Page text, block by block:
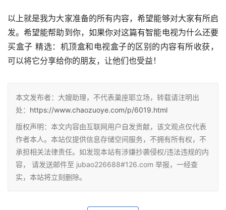
以上就是我为大家准备的所有内容，希望能够对大家有所启
发。希望能帮助到你，如果你对这篇有智能电视为什么还要
买盒子 精选：机顶盒和电视盒子的区别的内容有所收获，
可以将它分享给你的朋友，让他们也受益！
本文发布者：大嫂助理，不代表巢座耶立场，转载请注明出
处： https://www.chaozuoye.com/p/6019.html
版权声明：本文内容由互联网用户自发贡献，该文观点仅代表
作者本人。本站仅提供信息存储空间服务，不拥有所有权，不
承担相关法律责任。如发现本站有涉嫌抄袭侵权/违法违规的内
容， 请发送邮件至 jubao226688#126.com 举报，一经查
实，本站将立刻删除。